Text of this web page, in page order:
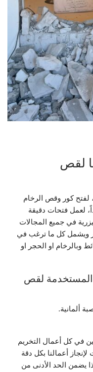
لقص
لفتح كور وقص الرخام
لعمل فتحات دقيقة
في جميع المجالات
ويشمل كل ما ترغب في
وبالرخام او الحجر او
المستخدمة لقص
ألمانية.
في كل أعمال التخريم
أعمالنا بكل دقة
يضمن الحد الأدنى من